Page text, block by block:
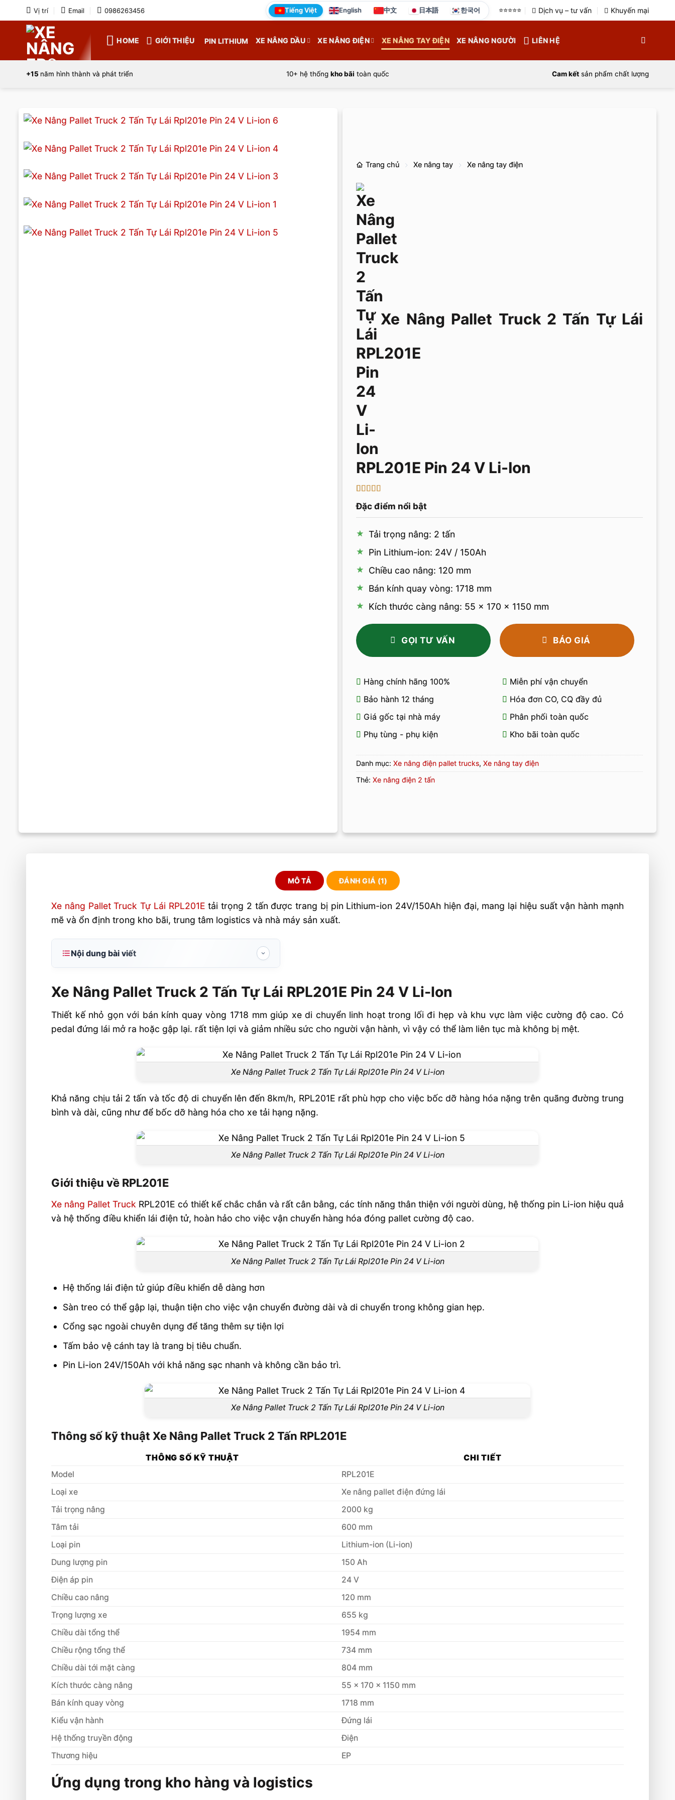
qua
Vị trí Email 0986263456 Tiếng Việt English 中文 日本語 한국어 ⭐️⭐️⭐️⭐️⭐️ Dịch vụ – tư vấn Khuyến mại
HOME GIỚI THIỆU PIN LITHIUM XE NÂNG DẦU XE NÂNG ĐIỆN XE NÂNG TAY ĐIỆN XE NÂNG NGƯỜI LIÊN HỆ
+15 năm hình thành và phát triển 10+ hệ thống kho bãi toàn quốc Cam kết sản phẩm chất lượng
Trang chủ Xe nâng tay Xe nâng tay điện
Xe Nâng Pallet Truck 2 Tấn Tự Lái
RPL201E Pin 24 V Li-Ion
trên 5 dựa
trênđánh
giá
Đặc điểm nổi bật
Tải trọng nâng: 2 tấn
Pin Lithium-ion: 24V / 150Ah
Chiều cao nâng: 120 mm
Bán kính quay vòng: 1718 mm
Kích thước càng nâng: 55 × 170 × 1150 mm
GỌI TƯ VẤN BÁO GIÁ
Hàng chính hãng 100%
Miễn phí vận chuyển
Bảo hành 12 tháng
Hóa đơn CO, CQ đầy đủ
Giá gốc tại nhà máy
Phân phối toàn quốc
Phụ tùng - phụ kiện
Kho bãi toàn quốc
Danh mục: Xe nâng điện pallet trucks, Xe nâng tay điện
Thẻ: Xe nâng điện 2 tấn
MÔ TẢ ĐÁNH GIÁ (1)
Xe nâng Pallet Truck Tự Lái RPL201E tải trọng 2 tấn được trang bị pin Lithium-ion 24V/150Ah hiện đại, mang lại hiệu suất vận hành mạnh
mẽ và ổn định trong kho bãi, trung tâm logistics và nhà máy sản xuất.
Nội dung bài viết
V Li-Ion
Thông số kỹ thuật Xe Nâng Pallet Truck 2 Tấn
RPL201E
Ứng dụng trong kho hàng và logistics
Xe Nâng Pallet Truck 2 Tấn Tự Lái RPL201E Pin 24 V Li-Ion
Thiết kế nhỏ gọn với bán kính quay vòng 1718 mm giúp xe di chuyển linh hoạt trong lối đi hẹp và khu vực làm việc cường độ cao. Có
pedal đứng lái mở ra hoặc gập lại. rất tiện lợi và giảm nhiều sức cho người vận hành, vì vậy có thể làm liên tục mà không bị mệt.
Xe Nâng Pallet Truck 2 Tấn Tự Lái Rpl201e Pin 24 V Li-ion
Khả năng chịu tải 2 tấn và tốc độ di chuyển lên đến 8km/h, RPL201E rất phù hợp cho việc bốc dỡ hàng hóa nặng trên quãng đường trung
bình và dài, cũng như để bốc dỡ hàng hóa cho xe tải hạng nặng.
Xe Nâng Pallet Truck 2 Tấn Tự Lái Rpl201e Pin 24 V Li-ion
Giới thiệu về RPL201E
Xe nâng Pallet Truck RPL201E có thiết kế chắc chắn và rất cân bằng, các tính năng thân thiện với người dùng, hệ thống pin Li-ion hiệu quả
và hệ thống điều khiển lái điện tử, hoàn hảo cho việc vận chuyển hàng hóa đóng pallet cường độ cao.
Xe Nâng Pallet Truck 2 Tấn Tự Lái Rpl201e Pin 24 V Li-ion
Hệ thống lái điện tử giúp điều khiển dễ dàng hơn
Sàn treo có thể gập lại, thuận tiện cho việc vận chuyển đường dài và di chuyển trong không gian hẹp.
Cổng sạc ngoài chuyên dụng để tăng thêm sự tiện lợi
Tấm bảo vệ cánh tay là trang bị tiêu chuẩn.
Pin Li-ion 24V/150Ah với khả năng sạc nhanh và không cần bảo trì.
Xe Nâng Pallet Truck 2 Tấn Tự Lái Rpl201e Pin 24 V Li-ion
Thông số kỹ thuật Xe Nâng Pallet Truck 2 Tấn RPL201E
THÔNG SỐ KỸ THUẬT
CHI TIẾT
Model
RPL201E
Loại xe
Xe nâng pallet điện đứng lái
Tải trọng nâng
2000 kg
Tâm tải
600 mm
Loại pin
Lithium-ion (Li-ion)
Dung lượng pin
150 Ah
Điện áp pin
24 V
Chiều cao nâng
120 mm
Trọng lượng xe
655 kg
Chiều dài tổng thể
1954 mm
Chiều rộng tổng thể
734 mm
Chiều dài tới mặt càng
804 mm
Kích thước càng nâng
55 x 170 x 1150 mm
Bán kính quay vòng
1718 mm
Kiểu vận hành
Đứng lái
Hệ thống truyền động
Điện
Thương hiệu
EP
Ứng dụng trong kho hàng và logistics